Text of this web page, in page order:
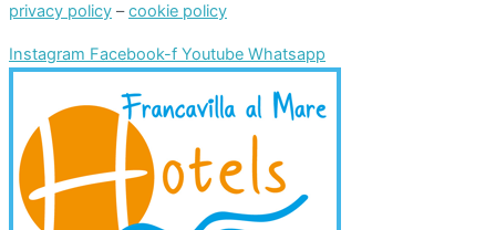
privacy policy –cookie policy
Instagram Facebook-f Youtube Whatsapp